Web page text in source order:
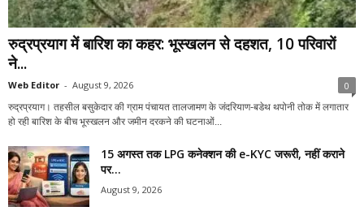
रुद्रप्रयाग में बारिश का कहर: भूस्खलन से दहशत, 10 परिवारों
ने...
Web Editor - August 9, 2026 0
रुद्रप्रयाग। तहसील बसुकेदार की ग्राम पंचायत तालजामण के जंदरियाण-बडेथ थपोनी तोक में लगातार
हो रही बारिश के बीच भूस्खलन और जमीन दरकने की घटनाओं...
15 अगस्त तक LPG कनेक्शन की e-KYC जरूरी, नहीं कराने
पर...
August 9, 2026